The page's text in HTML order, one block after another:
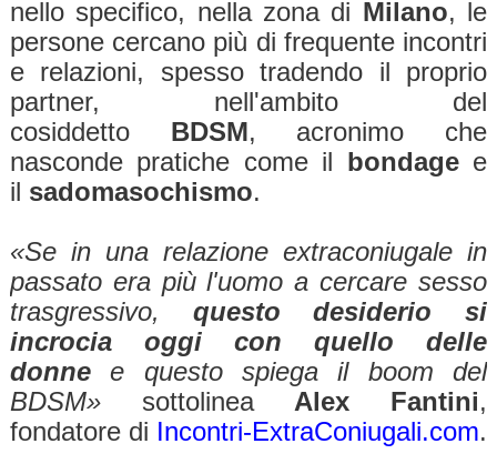
nello specifico, nella zona di Milano, le
persone cercano più di frequente incontri
e relazioni, spesso tradendo il proprio
partner, nell'ambito del
cosiddetto BDSM, acronimo che
nasconde pratiche come il bondagee
il sadomasochismo.
«Se in una relazione extraconiugale in
passato era più l'uomo a cercare sesso
trasgressivo, questo desiderio si
incrocia oggi con quello delle
donnee questo spiega il boom del
BDSM»sottolinea Alex Fantini,
fondatore di Incontri-ExtraConiugali.com.